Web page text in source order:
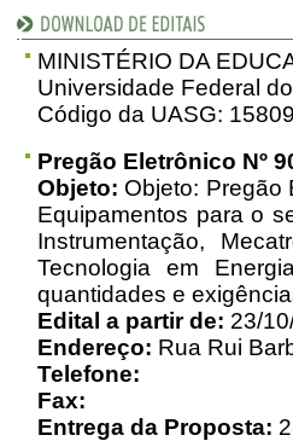
MINISTÉRIO DA
Universidade Federal
Código da UASG:
Pregão Eletrônico Nº
Objeto: Objeto: Pregão
Equipamentos para o
Instrumentação,
Tecnologia em
quantidades e
Edital a partir de: 23/
Endereço: Rua Rui
Telefone:
Fax:
Entrega da Proposta: